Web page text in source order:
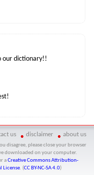
our dictionary!!
us disclaimer about us
disagree, please close your browser
downloaded on your computer.
aCreative Commons Attribution-
License. (CC BY-NC-SA 4.0)